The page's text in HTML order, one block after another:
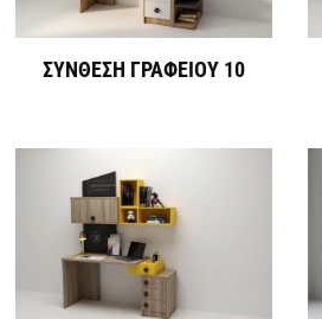
ΣΥΝΘΕΣΗ ΓΡΑΦΕΙΟΥ 10